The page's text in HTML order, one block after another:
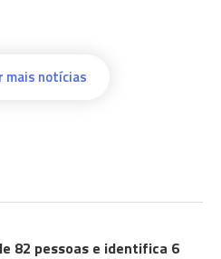
mais notícias
82 pessoas e identifica 6